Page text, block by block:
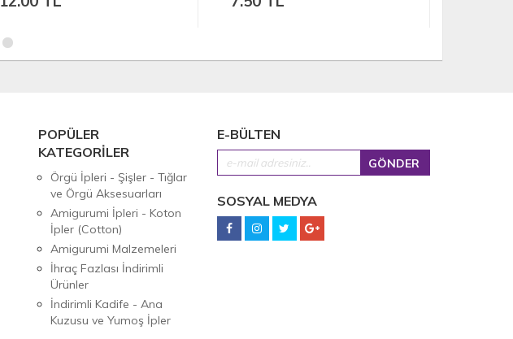
POPÜLER
KATEGORİLER
Örgü İpleri - Şişler - Tığlar
ve Örgü Aksesuarları
Amigurumi İpleri - Koton
İpler (Cotton)
Amigurumi Malzemeleri
İhraç Fazlası İndirimli
Ürünler
İndirimli Kadife - Ana
Kuzusu ve Yumoş İpler
E-BÜLTEN
SOSYAL MEDYA